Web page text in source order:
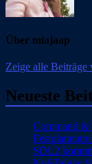
Über miajaap
Zeige alle
Neueste
Command &
SDL2